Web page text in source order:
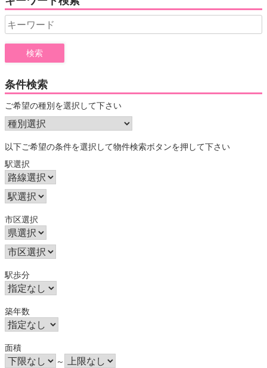
Search
for:
条件検索
ご希望の種別を選択して下さい
以下ご希望の条件を選択して物件検索ボタンを押して下さい
駅選択
市区選択
駅歩分
築年数
面積
～